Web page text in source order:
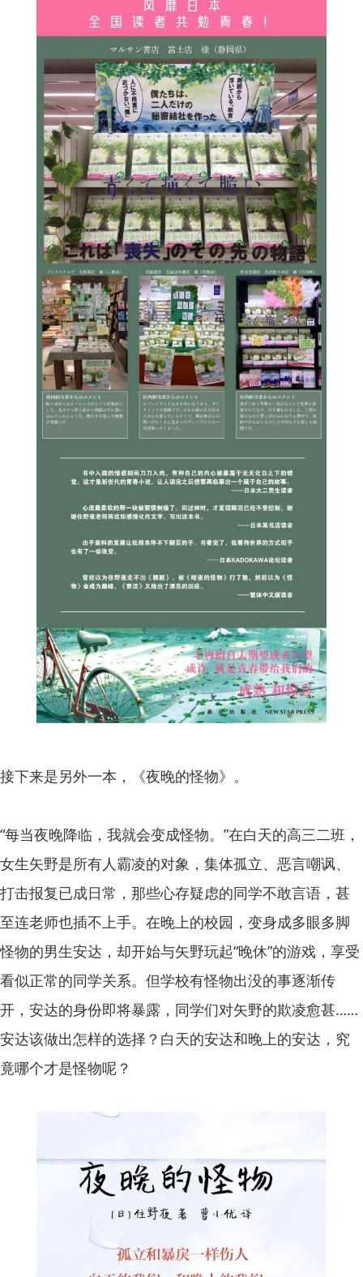
接下来是另外一本，《夜晚的怪物》。
“每当夜晚降临，我就会变成怪物。”在白天的高三二班，
女生矢野是所有人霸凌的对象，集体孤立、恶言嘲讽、
打击报复已成日常，那些心存疑虑的同学不敢言语，甚
至连老师也插不上手。在晚上的校园，变身成多眼多脚
怪物的男生安达，却开始与矢野玩起“晚休”的游戏，享受
看似正常的同学关系。但学校有怪物出没的事逐渐传
开，安达的身份即将暴露，同学们对矢野的欺凌愈甚……
安达该做出怎样的选择？白天的安达和晚上的安达，究
竟哪个才是怪物呢？